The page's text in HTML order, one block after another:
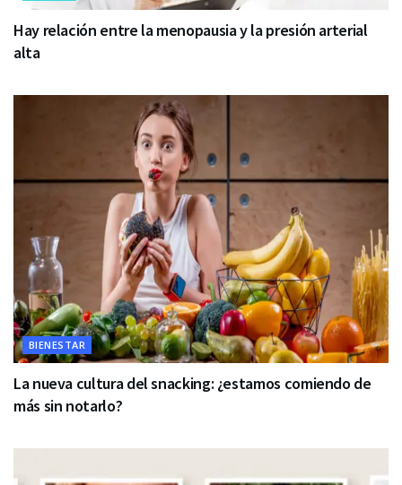
Hay relación entre la menopausia y la presión arterial
alta
BIENESTAR
La nueva cultura del snacking: ¿estamos comiendo de
más sin notarlo?